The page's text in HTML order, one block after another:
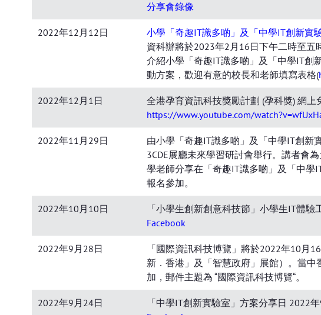
分享會錄像
2022年12月12日
小學「奇趣IT識多啲」及「中學IT創新實
資科辦將於2023年2月16日下午二時至
介紹小學「奇趣IT識多啲」及「中學IT創
動方案，歡迎有意的校長和老師填寫表格(
2022年12月1日
全港孕育資訊科技獎勵計劃 (孕科獎) 網上
https://www.youtube.com/
2022年11月29日
由小學「奇趣IT識多啲」及「中學IT創新
3CDE展廳未來學習研討會舉行。講者會
學老師分享在「奇趣IT識多啲」及「中學
報名參加。
2022年10月10日
「小學生創新創意科技節」小學生IT體驗
Facebook
2022年9月28日
「國際資訊科技博覽」將於2022年10月
新．香港」及「智慧政府」展館）。當
加，郵件主題為 “國際資訊科技博覽“。
2022年9月24日
「中學IT創新實驗室」方案分享日 2022